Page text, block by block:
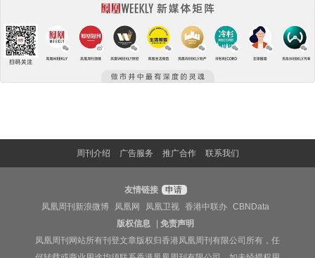
周刊介绍 广告服务 推广合作 联系我们
友情链接
申请
凤凰周刊新浪微博
凤凰网 凤凰卫视 香港中联办
CBNData
版权信息
|免责声明
凤凰周刊网站所有刊登文章版权归香港凤凰周刊有限公司所有，任